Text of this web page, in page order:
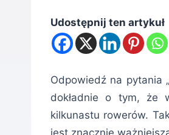
Udostępnij ten artykuł
Odpowiedź na pytania
dokładnie o tym, że
kilkunastu rowerów.